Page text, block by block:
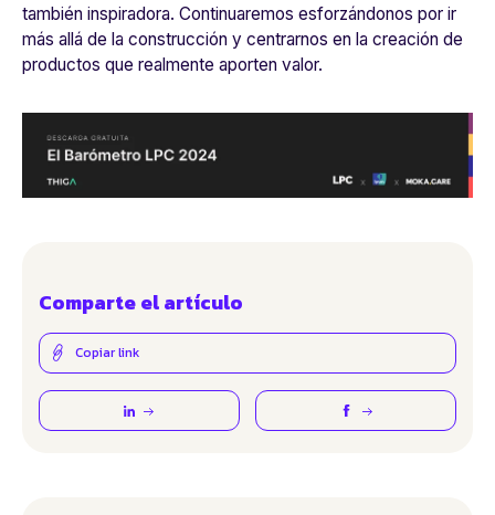
también inspiradora. Continuaremos esforzándonos por ir
más allá de la construcción y centrarnos en la creación de
productos que realmente aporten valor.
Comparte el artículo
Copiar link